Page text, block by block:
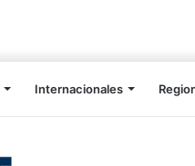
Internacionales